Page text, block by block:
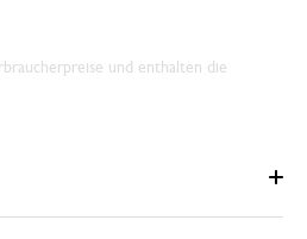
und enthalten die